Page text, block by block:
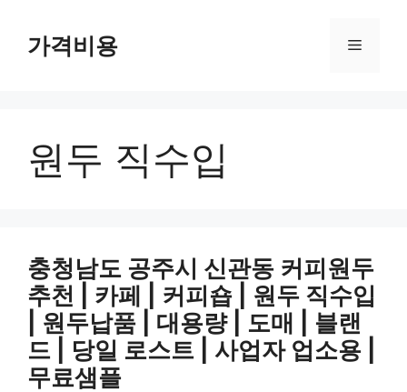
가격비용 메
원두 직수입
충청남도 공주시 신관동 커피원두
추천 | 카페 | 커피숍 | 원두 직수입
| 원두납품 | 대용량 | 도매 | 블랜
드 | 당일 로스트 | 사업자 업소용 |
무료샘플